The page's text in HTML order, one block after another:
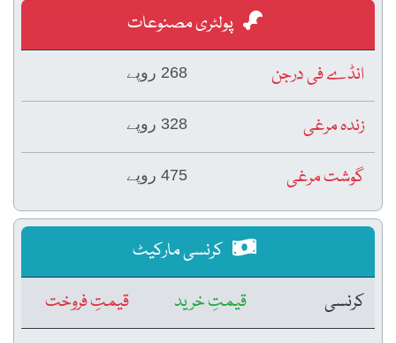
پولٹری مصنوعات
انڈے فی درجن
268 روپے
زندہ مرغی 328 روپے
گوشت مرغی 475 روپے
کرنسی مارکیٹ
کرنسی
قیمتِ خرید
قیمتِ فروخت